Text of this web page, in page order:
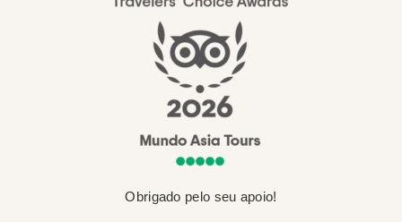
Obrigado pelo seu apoio!